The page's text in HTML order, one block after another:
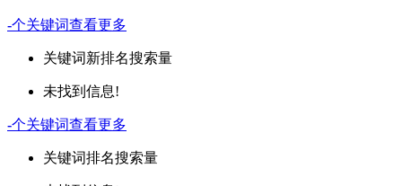
-个关键词查看更多
关键词新排名搜索量
未找到信息!
-个关键词查看更多
关键词排名搜索量